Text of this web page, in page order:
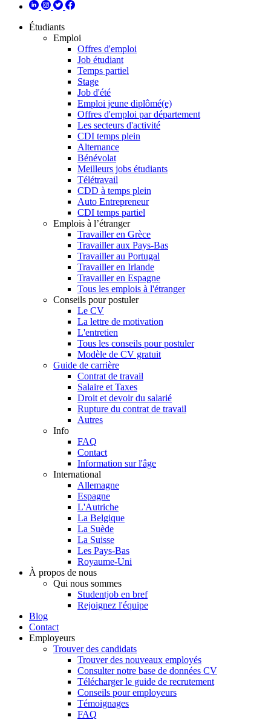
Étudiants
Emploi
Offres d'emploi
Job étudiant
Temps partiel
Stage
Job d'été
Emploi jeune diplômé(e)
Offres d'emploi par département
Les secteurs d'activité
CDI temps plein
Alternance
Bénévolat
Meilleurs jobs étudiants
Télétravail
CDD à temps plein
Auto Entrepreneur
CDI temps partiel
Emplois à l’étranger
Travailler en Grèce
Travailler aux Pays-Bas
Travailler au Portugal
Travailler en Irlande
Travailler en Espagne
Tous les emplois à l'étranger
Conseils pour postuler
Le CV
La lettre de motivation
L'entretien
Tous les conseils pour postuler
Modèle de CV gratuit
Guide de carrière
Contrat de travail
Salaire et Taxes
Droit et devoir du salarié
Rupture du contrat de travail
Autres
Info
FAQ
Contact
Information sur l'âge
International
Allemagne
Espagne
L'Autriche
La Belgique
La Suède
La Suisse
Les Pays-Bas
Royaume-Uni
À propos de nous
Qui nous sommes
Studentjob en bref
Rejoignez l'équipe
Blog
Contact
Employeurs
Trouver des candidats
Trouver des nouveaux employés
Consulter notre base de données CV
Télécharger le guide de recrutement
Conseils pour employeurs
Témoignages
FAQ